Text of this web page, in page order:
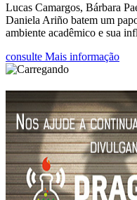
Lucas Camargos, Bárbara
Daniela Ariño batem um
ambiente acadêmico e sua
consulte Mais informação